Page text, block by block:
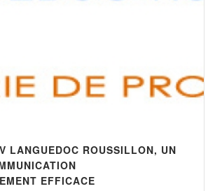
LANGUEDOC ROUSSILLON, UN
EFFICACE